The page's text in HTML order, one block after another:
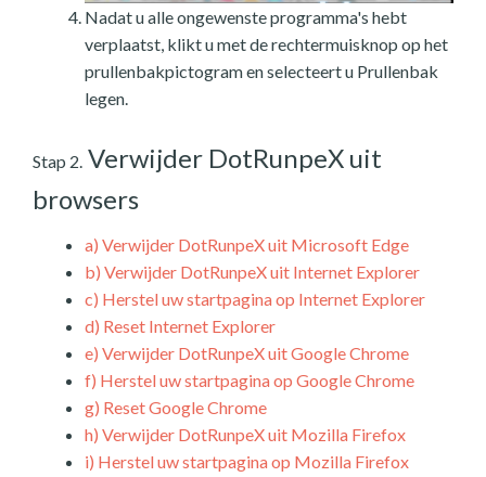
Nadat u alle ongewenste programma's hebt
verplaatst, klikt u met de rechtermuisknop op het
prullenbakpictogram en selecteert u Prullenbak
legen.
Stap 2. Verwijder DotRunpeX uit
browsers
a) Verwijder DotRunpeX uit Microsoft Edge
b) Verwijder DotRunpeX uit Internet Explorer
c) Herstel uw startpagina op Internet Explorer
d) Reset Internet Explorer
e) Verwijder DotRunpeX uit Google Chrome
f) Herstel uw startpagina op Google Chrome
g) Reset Google Chrome
h) Verwijder DotRunpeX uit Mozilla Firefox
i) Herstel uw startpagina op Mozilla Firefox